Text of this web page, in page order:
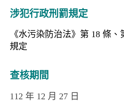
涉犯行政刑罰規定
《水污染防治法》第 18 條
規定
查核期間
112 年 12 月 27 日